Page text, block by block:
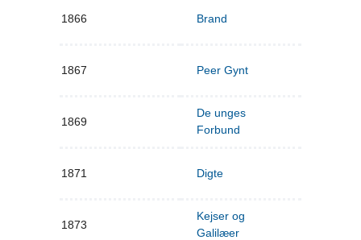
1866 Brand
1867 Peer Gynt
1869
De unges
Forbund
1871 Digte
1873
Kejser og
Galilæer